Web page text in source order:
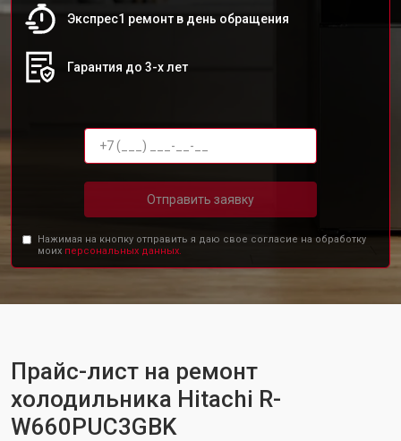
Экспрес1 ремонт в день обращения
Гарантия до 3-х лет
Отправить заявку
Нажимая на кнопку отправить я даю свое согласие на обработку
моих персональных данных.
Прайс-лист на ремонт
холодильника Hitachi R-
W660PUC3GBK